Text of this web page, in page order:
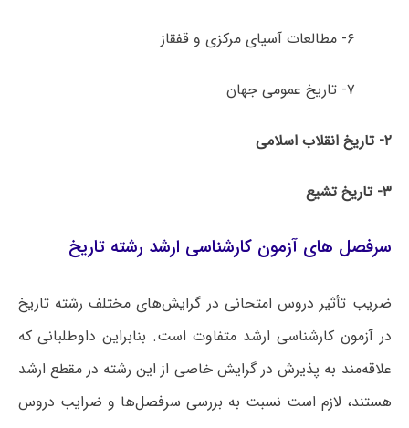
۶- مطالعات آسیای مرکزی و قفقاز
۷- تاریخ عمومی جهان
۲- تاریخ انقلاب اسلامی
۳- تاریخ تشیع
سرفصل های آزمون کارشناسی ارشد رشته تاریخ
ضریب تأثیر دروس امتحانی در گرایش‌های مختلف رشته تاریخ
در آزمون کارشناسی ارشد متفاوت است. بنابراین داوطلبانی که
علاقه‌مند به پذیرش در گرایش خاصی از این رشته در مقطع ارشد
هستند، لازم است نسبت به بررسی سرفصل‌ها و ضرایب دروس